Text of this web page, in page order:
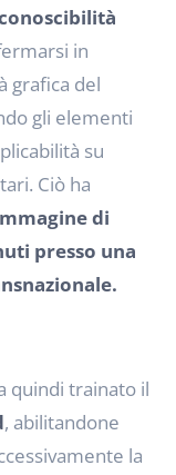
in
grafica del
gli elementi
su
Ciò ha
di
presso una
quindi trainato il
, abilitandone
la